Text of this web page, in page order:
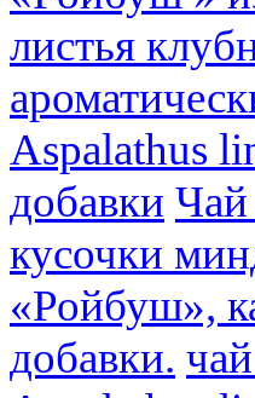
листья
Aspalathus
добавки Чай
кусочки
«Ройбуш»,
добавки.